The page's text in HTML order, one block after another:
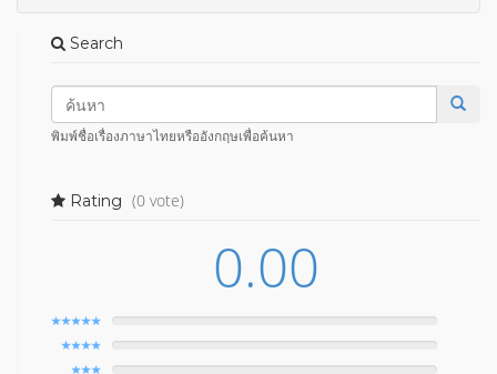
Search
พิมพ์ชื่อเรื่องภาษาไทยหรืออังกฤษเพื่อค้นหา
Rating (0 vote)
0.00